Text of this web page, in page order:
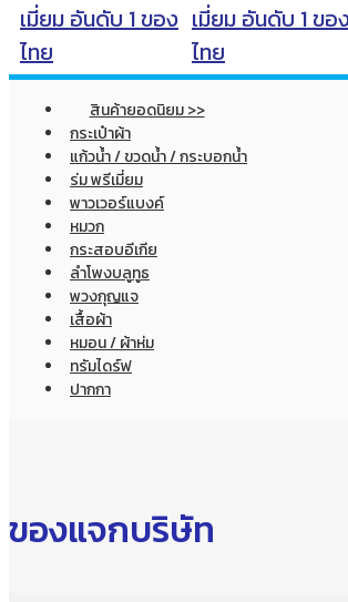
สินค้ายอดนิยม >>
กระเป๋าผ้า
แก้วน้ำ / ขวดน้ำ / กระบอกน้ำ
ร่ม พรีเมี่ยม
พาวเวอร์แบงค์
หมวก
กระสอบอีเกีย
ลำโพงบลูทูธ
พวงกุญแจ
เสื้อผ้า
หมอน / ผ้าห่ม
ทรัมไดร์ฟ
ปากกา
ของแจกบริษัท